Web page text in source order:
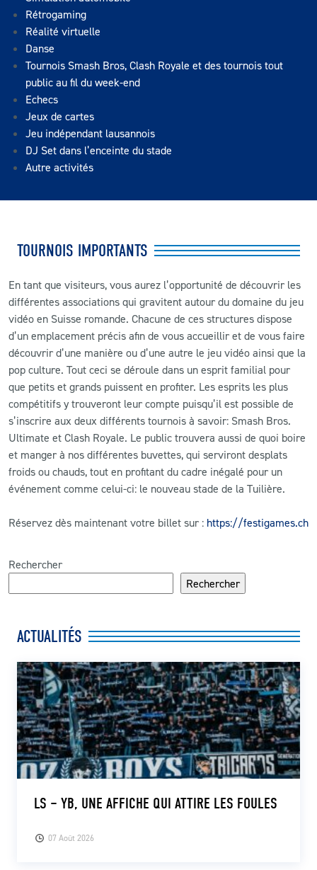
Rétrogaming
Réalité virtuelle
Danse
Tournois Smash Bros, Clash Royale et des tournois tout
public au fil du week-end
Echecs
Jeux de cartes
Jeu indépendant lausannois
DJ Set dans l’enceinte du stade
Autre activités
TOURNOIS IMPORTANTS
En tant que visiteurs, vous aurez l’opportunité de découvrir les
différentes associations qui gravitent autour du domaine du jeu
vidéo en Suisse romande. Chacune de ces structures dispose
d’un emplacement précis afin de vous accueillir et de vous faire
découvrir d’une manière ou d’une autre le jeu vidéo ainsi que la
pop culture. Tout ceci se déroule dans un esprit familial pour
que petits et grands puissent en profiter. Les esprits les plus
compétitifs y trouveront leur compte puisqu’il est possible de
s’inscrire aux deux différents tournois à savoir: Smash Bros.
Ultimate et Clash Royale. Le public trouvera aussi de quoi boire
et manger à nos différentes buvettes, qui serviront desplats
froids ou chauds, tout en profitant du cadre inégalé pour un
événement comme celui-ci: le nouveau stade de la Tuilière.
Réservez dès maintenant votre billet sur : https://festigames.ch
Rechercher
Rechercher
ACTUALITÉS
07 Août 2026
LS – YB, UNE AFFICHE QUI ATTIRE LES FOULES